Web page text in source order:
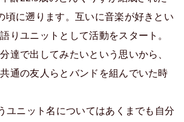
頃に遡ります。互いに音楽が好きとい
りユニットとして活動をスタート。
達で出してみたいという思いから、
通の友人らとバンドを組んでいた時
ユニット名についてはあくまでも自分